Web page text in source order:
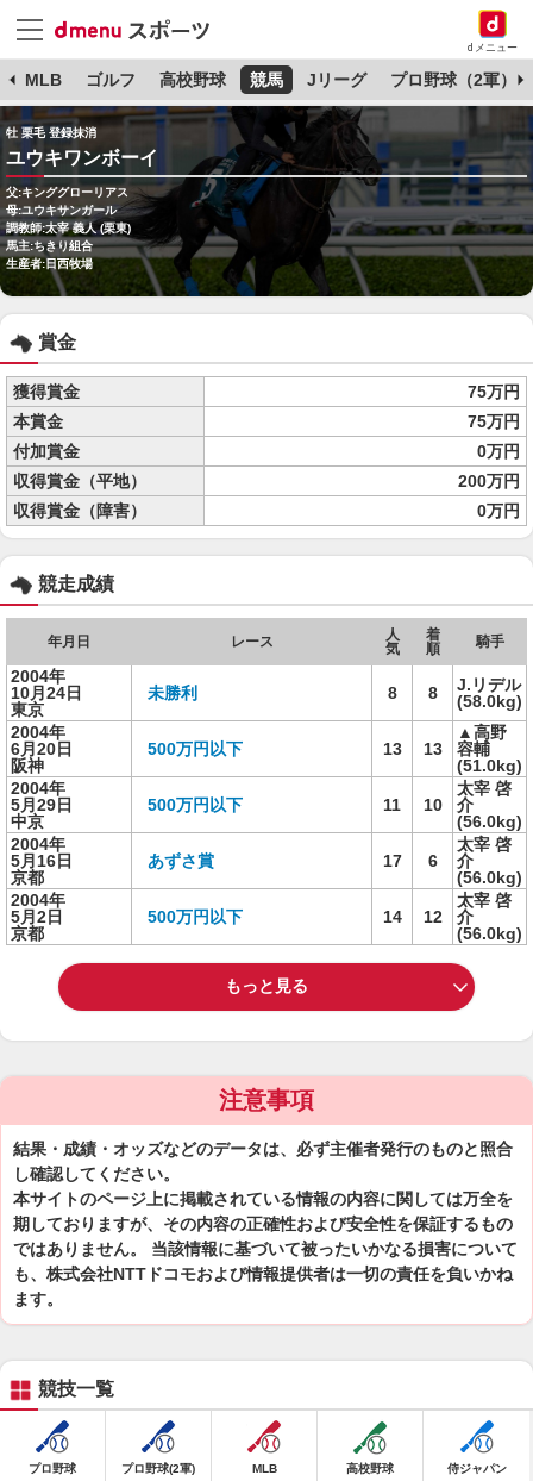
dメニュー
MLB ゴルフ 高校野球 競馬 Jリーグ プロ野球（2軍）
牡 栗毛 登録抹消
ユウキワンボーイ
父:キンググローリアス
母:ユウキサンガール
調教師:太宰 義人 (栗東)
馬主:ちきり組合
生産者:日西牧場
賞金
獲得賞金
75万円
本賞金
75万円
付加賞金
0万円
収得賞金（平地）
200万円
収得賞金（障害）
0万円
競走成績
年月日 レース
人
気
着
順
騎手
2004年
10月24日
東京
未勝利 8 8
J.リデル
(58.0kg)
2004年
6月20日
阪神
500万円以下 13 13
▲高野
容輔
(51.0kg)
2004年
5月29日
中京
500万円以下 11 10
太宰 啓
介
(56.0kg)
2004年
5月16日
京都
あずさ賞 17 6
太宰 啓
介
(56.0kg)
2004年
5月2日
京都
500万円以下 14 12
太宰 啓
介
(56.0kg)
もっと見る
注意事項
結果・成績・オッズなどのデータは、必ず主催者発行のものと照合
し確認してください。
本サイトのページ上に掲載されている情報の内容に関しては万全を
期しておりますが、その内容の正確性および安全性を保証するもの
ではありません。 当該情報に基づいて被ったいかなる損害について
も、株式会社NTTドコモおよび情報提供者は一切の責任を負いかね
ます。
競技一覧
プロ野球 プロ野球(2軍) MLB 高校野球 侍ジャパン